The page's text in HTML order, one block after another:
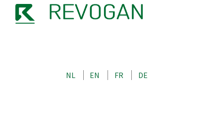
NL EN FR DE